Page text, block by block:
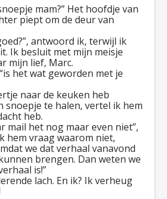
mam?” Het hoofdje van
piept om de deur van
antwoord ik, terwijl ik
Ik besluit met mijn meisje
mijn lief, Marc.
het wat geworden met je
naar de keuken heb
snoepje te halen, vertel ik hem
heb.
mail het nog maar even niet”,
hem vraag waarom niet,
we dat verhaal vanavond
brengen. Dan weten we
is!”
lach. En ik? Ik verheug